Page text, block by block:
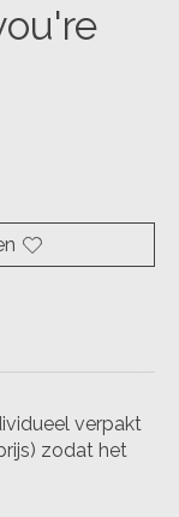
verpakt
zodat het